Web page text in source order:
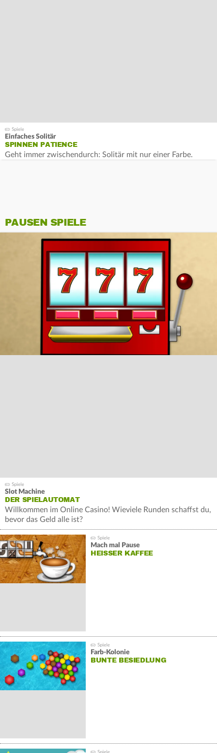
Einfaches Solitär
SPINNEN PATIENCE
Geht immer zwischendurch: Solitär mit nur einer Farbe.
PAUSEN SPIELE
Slot Machine
DER SPIELAUTOMAT
Willkommen im Online Casino! Wieviele Runden schaffst du,
bevor das Geld alle ist?
Mach mal Pause
HEISSER KAFFEE
Farb-Kolonie
BUNTE BESIEDLUNG